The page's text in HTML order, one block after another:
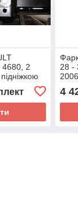
4680, 2
гак)
28 -
4